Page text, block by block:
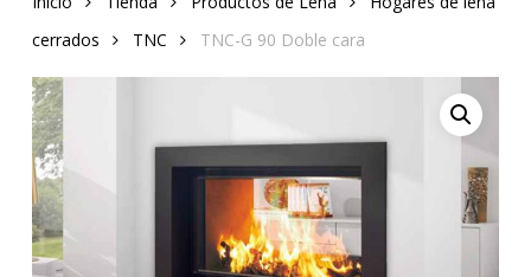
cerrados
TNC TNC-G 90 Doble cara